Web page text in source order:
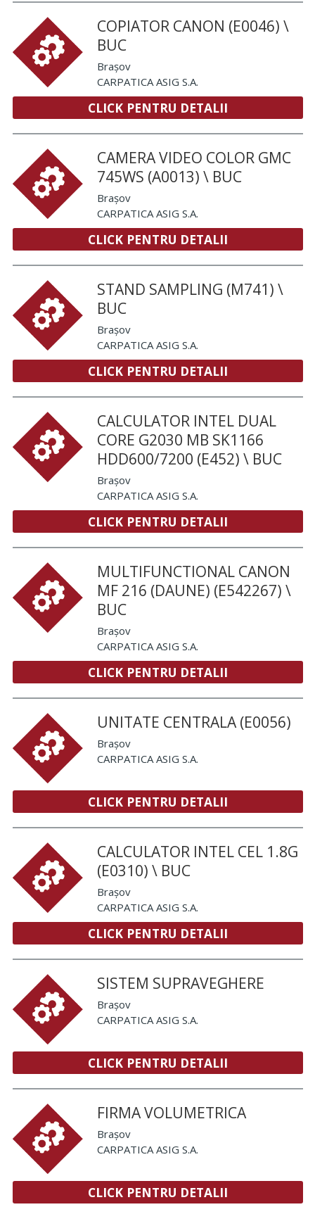
COPIATOR CANON (E0046) \
BUC
Brașov
CARPATICA ASIG S.A.
CLICK PENTRU DETALII
CAMERA VIDEO COLOR GMC
745WS (A0013) \ BUC
Brașov
CARPATICA ASIG S.A.
CLICK PENTRU DETALII
STAND SAMPLING (M741) \
BUC
Brașov
CARPATICA ASIG S.A.
CLICK PENTRU DETALII
CALCULATOR INTEL DUAL
CORE G2030 MB SK1166
HDD600/7200 (E452) \ BUC
Brașov
CARPATICA ASIG S.A.
CLICK PENTRU DETALII
MULTIFUNCTIONAL CANON
MF 216 (DAUNE) (E542267) \
BUC
Brașov
CARPATICA ASIG S.A.
CLICK PENTRU DETALII
UNITATE CENTRALA (E0056)
Brașov
CARPATICA ASIG S.A.
CLICK PENTRU DETALII
CALCULATOR INTEL CEL 1.8G
(E0310) \ BUC
Brașov
CARPATICA ASIG S.A.
CLICK PENTRU DETALII
SISTEM SUPRAVEGHERE
Brașov
CARPATICA ASIG S.A.
CLICK PENTRU DETALII
FIRMA VOLUMETRICA
Brașov
CARPATICA ASIG S.A.
CLICK PENTRU DETALII